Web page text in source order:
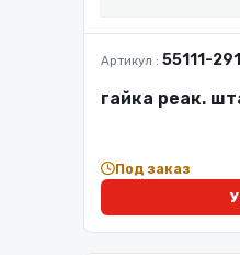
Артикул : 55111-
гайка реак.
Под заказ